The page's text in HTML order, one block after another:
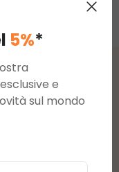
5%*
e
sul mondo